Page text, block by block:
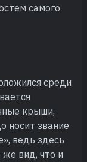
самого
среди
крыши,
носит звание
ведь здесь
вид, что и